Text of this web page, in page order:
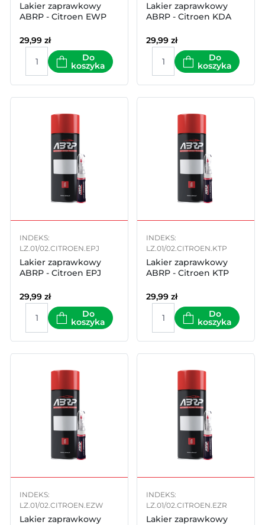
Lakier zaprawkowy
ABRP - Citroen EWP
29,99 zł
Do
koszyka
Lakier zaprawkowy
ABRP - Citroen KDA
29,99 zł
Do
koszyka
INDEKS:
LZ.01/02.CITROEN.EPJ
Lakier zaprawkowy
ABRP - Citroen EPJ
29,99 zł
Do
koszyka
INDEKS:
LZ.01/02.CITROEN.KTP
Lakier zaprawkowy
ABRP - Citroen KTP
29,99 zł
Do
koszyka
INDEKS:
LZ.01/02.CITROEN.EZW
Lakier zaprawkowy
INDEKS:
LZ.01/02.CITROEN.EZR
Lakier zaprawkowy